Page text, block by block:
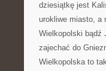
dziesiątkę jest
urokliwe miasto, a
Wielkopolski bądź
zajechać do
Wielkopolska to